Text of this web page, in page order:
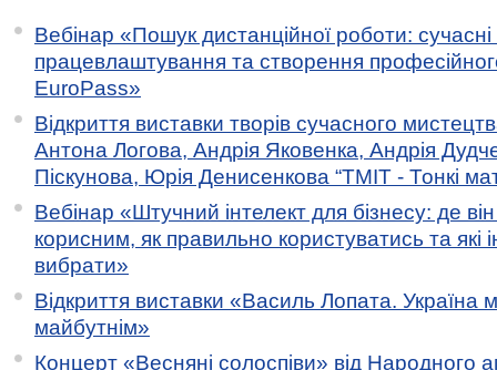
Вебінар «Пошук дистанційної роботи:
працевлаштування та створення
EuroPass»
Відкриття виставки творів сучасного
Антона Логова, Андрія Яковенка, Андрія
Піскунова, Юрія Денисенкова “ТМІТ - Тонкі
Вебінар «Штучний інтелект для бізнесу: де
корисним, як правильно користуватись та які
вибрати»
Відкриття виставки «Василь Лопата. Україна
майбутнім»
Концерт «Весняні солоспіви» від Народного